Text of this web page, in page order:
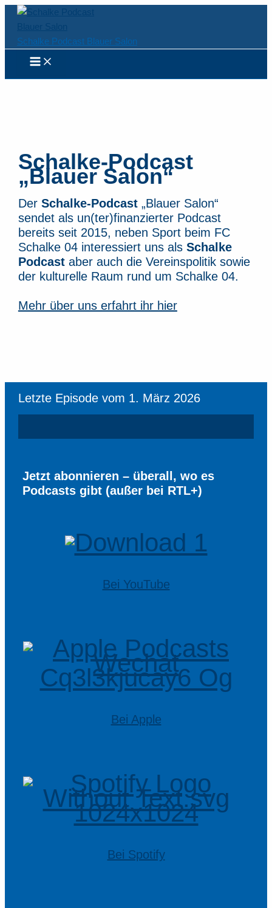
Zum
springen
Schalke Podcast Blauer Salon
Schalke-Podcast
„Blauer Salon“
Der Schalke-Podcast„Blauer Salon“
sendet als un(ter)finanzierter Podcast
bereits seit 2015, neben Sport beim FC
Schalke 04 interessiert uns als Schalke
Podcastaber auch die Vereinspolitik sowie
der kulturelle Raum rund um Schalke 04.
Mehr über uns erfahrt ihr hier
Letzte Episode vom 1. März 2026
Jetzt abonnieren – überall, wo es
Podcasts gibt (außer bei RTL+)
Bei YouTube
Bei Apple
Bei Spotify